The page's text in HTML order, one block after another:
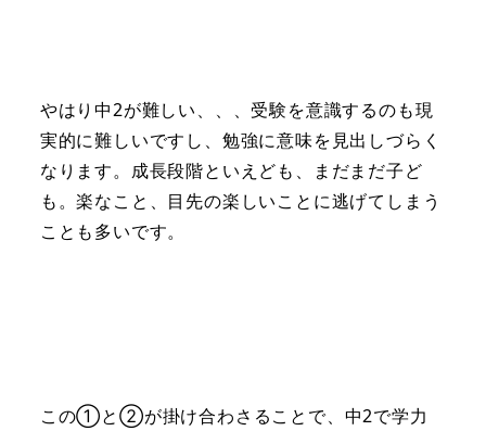
やはり中2が難しい、、、受験を意識するのも現
実的に難しいですし、勉強に意味を見出しづらく
なります。成長段階といえども、まだまだ子ど
も。楽なこと、目先の楽しいことに逃げてしまう
ことも多いです。
この①と②が掛け合わさることで、中2で学力